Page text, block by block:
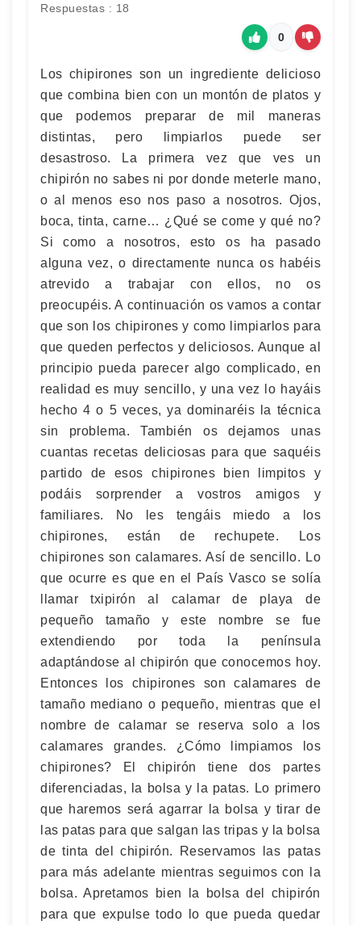
Respuestas : 18
0
Los chipirones son un ingrediente delicioso
que combina bien con un montón de platos y
que podemos preparar de mil maneras
distintas, pero limpiarlos puede ser
desastroso. La primera vez que ves un
chipirón no sabes ni por donde meterle mano,
o al menos eso nos paso a nosotros. Ojos,
boca, tinta, carne… ¿Qué se come y qué no?
Si como a nosotros, esto os ha pasado
alguna vez, o directamente nunca os habéis
atrevido a trabajar con ellos, no os
preocupéis. A continuación os vamos a contar
que son los chipirones y como limpiarlos para
que queden perfectos y deliciosos. Aunque al
principio pueda parecer algo complicado, en
realidad es muy sencillo, y una vez lo hayáis
hecho 4 o 5 veces, ya dominaréis la técnica
sin problema. También os dejamos unas
cuantas recetas deliciosas para que saquéis
partido de esos chipirones bien limpitos y
podáis sorprender a vostros amigos y
familiares. No les tengáis miedo a los
chipirones, están de rechupete. Los
chipirones son calamares. Así de sencillo. Lo
que ocurre es que en el País Vasco se solía
llamar txipirón al calamar de playa de
pequeño tamaño y este nombre se fue
extendiendo por toda la península
adaptándose al chipirón que conocemos hoy.
Entonces los chipirones son calamares de
tamaño mediano o pequeño, mientras que el
nombre de calamar se reserva solo a los
calamares grandes. ¿Cómo limpiamos los
chipirones? El chipirón tiene dos partes
diferenciadas, la bolsa y la patas. Lo primero
que haremos será agarrar la bolsa y tirar de
las patas para que salgan las tripas y la bolsa
de tinta del chipirón. Reservamos las patas
para más adelante mientras seguimos con la
bolsa. Apretamos bien la bolsa del chipirón
para que expulse todo lo que pueda quedar